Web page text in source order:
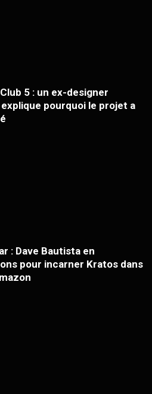
5 : un ex-designer
pourquoi le projet a
: Dave Bautista en
pour incarner Kratos dans